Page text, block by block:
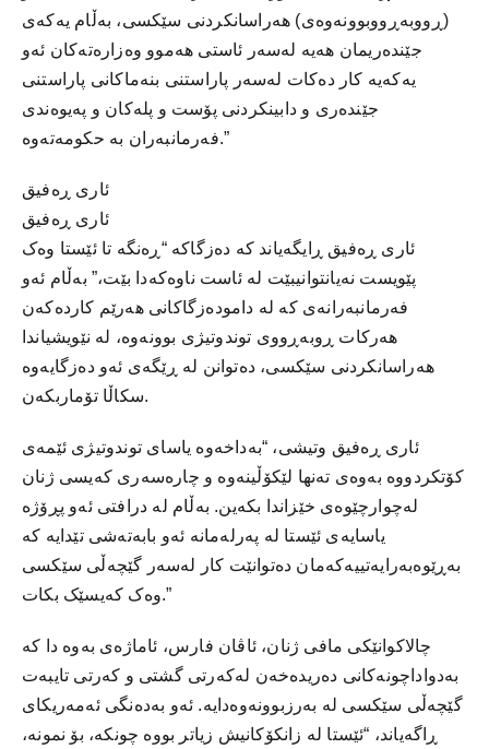
(ڕووبەڕووبوونەوەی) هەراسانکردنی سێکسی، بەڵام یەکەی
جێندەریمان هەیە لەسەر ئاستی هەموو وەزارەتەکان ئەو
یەکەیە کار دەکات لەسەر پاراستنی بنەماکانی پاراستنی
جێندەری و دابینکردنی پۆست و پلەکان و پەیوەندی
فەرمانبەران بە حکومەتەوە.”
ئاری ڕەفیق
ئاری ڕەفیق
ئاری ڕەفیق ڕایگەیاند کە دەزگاکە “ڕەنگە تا ئێستا وەک
پێویست نەیانتوانیبێت لە ئاست ناوەکەدا بێت،” بەڵام ئەو
فەرمانبەرانەی کە لە دامودەزگاکانی هەرێم کاردەکەن
هەرکات ڕوبەڕووی توندوتیژی بوونەوە، لە نێویشیاندا
هەراسانکردنی سێکسی، دەتوانن لە ڕێگەی ئەو دەزگایەوە
سکاڵا تۆماربکەن.
ئاری ڕەفیق وتیشی، “بەداخەوە یاسای توندوتیژی ئێمەی
کۆتکردووە بەوەی تەنها لێکۆڵینەوە و چارەسەری کەیسی ژنان
لەچوارچێوەی خێزاندا بکەین. بەڵام لە درافتی ئەو پڕۆژە
یاسایەی ئێستا لە پەرلەمانە ئەو بابەتەشی تێدایە کە
بەڕێوەبەرایەتییەکەمان دەتوانێت کار لەسەر گێچەڵی سێکسی
وەک کەیسێک بکات.”
چالاکوانێکی مافی ژنان، ئاڤان فارس، ئاماژەی بەوە دا کە
بەدواداچونەکانی دەریدەخەن لەکەرتی گشتی و کەرتی تایبەت
گێچەڵی سێکسی لە بەرزبوونەوەدایە. ئەو بەدەنگی ئەمەریکای
ڕاگەیاند، “ئێستا لە زانکۆکانیش زیاتر بووە چونکە، بۆ نمونە،